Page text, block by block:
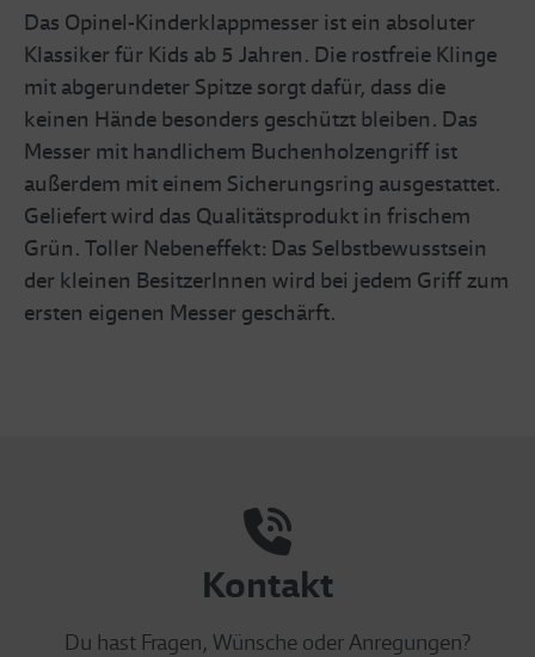
Das Opinel-Kinderklappmesser ist ein absoluter
Klassiker für Kids ab 5 Jahren. Die rostfreie Klinge
mit abgerundeter Spitze sorgt dafür, dass die
keinen Hände besonders geschützt bleiben. Das
Messer mit handlichem Buchenholzengriff ist
außerdem mit einem Sicherungsring ausgestattet.
Geliefert wird das Qualitätsprodukt in frischem
Grün. Toller Nebeneffekt: Das Selbstbewusstsein
der kleinen BesitzerInnen wird bei jedem Griff zum
ersten eigenen Messer geschärft.
Kontakt
Du hast Fragen, Wünsche oder Anregungen?